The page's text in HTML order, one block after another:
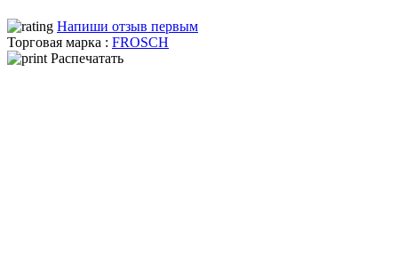
Напиши отзыв первым
Торговая марка : FROSCH
Распечатать